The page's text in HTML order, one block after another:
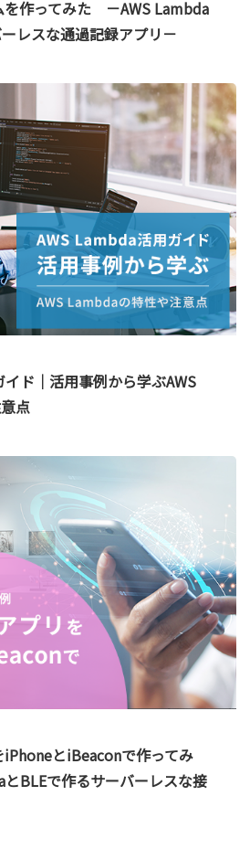
を作ってみた －AWS Lambda
レスな通過記録アプリ－
ド｜活用事例から学ぶAWS
点
とiBeaconで作ってみ
BLEで作るサーバーレスな接